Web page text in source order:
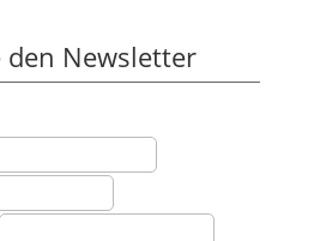
den Newsletter